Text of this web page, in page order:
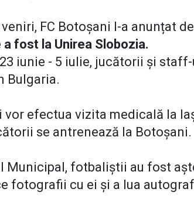
FC Botoșani l-a anunțat
a fost la Unirea Slobozia.
23 iunie - 5 iulie, jucătorii și
Bulgaria.
vor efectua vizita medicală la
se antrenează la Botoșani.
Municipal, fotbaliștii au fost
fotografii cu ei și a lua